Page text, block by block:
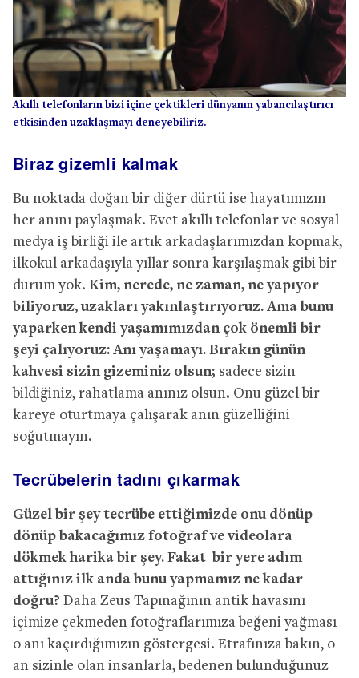
Akıllı telefonların bizi içine çektikleri dünyanın yabancılaştırıcı
etkisinden uzaklaşmayı deneyebiliriz.
Biraz gizemli kalmak
Bu noktada doğan bir diğer dürtü ise hayatımızın
her anını paylaşmak. Evet akıllı telefonlar ve sosyal
medya iş birliği ile artık arkadaşlarımızdan kopmak,
ilkokul arkadaşıyla yıllar sonra karşılaşmak gibi bir
durum yok. Kim, nerede, ne zaman, ne yapıyor
biliyoruz, uzakları yakınlaştırıyoruz. Ama bunu
yaparken kendi yaşamımızdan çok önemli bir
şeyi çalıyoruz: Anı yaşamayı. Bırakın günün
kahvesi sizin gizeminiz olsun; sadece sizin
bildiğiniz, rahatlama anınız olsun. Onu güzel bir
kareye oturtmaya çalışarak anın güzelliğini
soğutmayın.
Tecrübelerin tadını çıkarmak
Güzel bir şey tecrübe ettiğimizde onu dönüp
dönüp bakacağımız fotoğraf ve videolara
dökmek harika bir şey. Fakat bir yere adım
attığınız ilk anda bunu yapmamız ne kadar
doğru? Daha Zeus Tapınağının antik havasını
içimize çekmeden fotoğraflarımıza beğeni yağması
o anı kaçırdığımızın göstergesi. Etrafınıza bakın, o
an sizinle olan insanlarla, bedenen bulunduğunuz